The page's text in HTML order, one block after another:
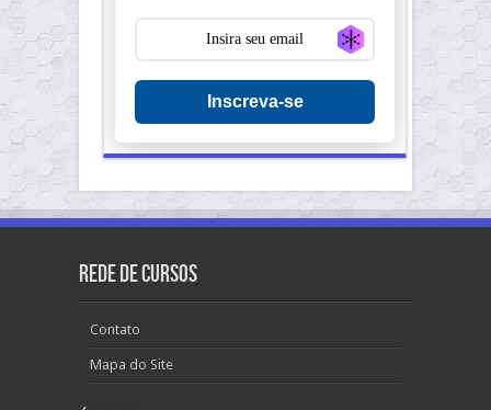
Generate new
Inscreva-se
Rede de Cursos
Contato
Mapa do Site